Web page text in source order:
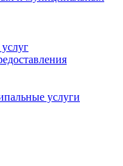
услуги